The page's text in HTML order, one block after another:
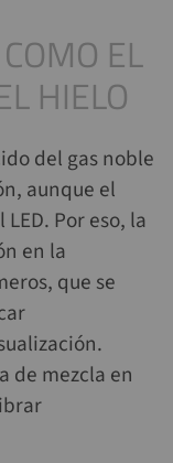
EL
HIELO
del gas noble
aunque el
Por eso, la
en la
que se
de mezcla en